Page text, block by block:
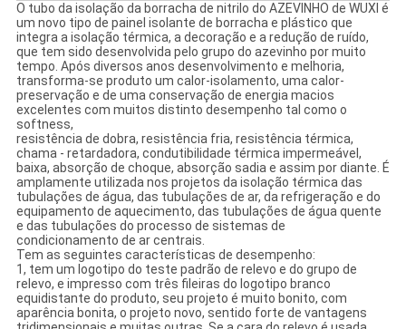
O tubo da isolação da borracha de nitrilo do AZEVINHO de WUXI é
um novo tipo de painel isolante de borracha e plástico que
integra a isolação térmica, a decoração e a redução de ruído,
que tem sido desenvolvida pelo grupo do azevinho por muito
tempo. Após diversos anos desenvolvimento e melhoria,
transforma-se produto um calor-isolamento, uma calor-
preservação e de uma conservação de energia macios
excelentes com muitos distinto desempenho tal como o
softness,
resistência de dobra, resistência fria, resistência térmica,
chama - retardadora, condutibilidade térmica impermeável,
baixa, absorção de choque, absorção sadia e assim por diante. É
amplamente utilizada nos projetos da isolação térmica das
tubulações de água, das tubulações de ar, da refrigeração e do
equipamento de aquecimento, das tubulações de água quente
e das tubulações do processo de sistemas de
condicionamento de ar centrais.
Tem as seguintes características de desempenho:
1, tem um logotipo do teste padrão de relevo e do grupo de
relevo, e impresso com três fileiras do logotipo branco
equidistante do produto, seu projeto é muito bonito, com
aparência bonita, o projeto novo, sentido forte de vantagens